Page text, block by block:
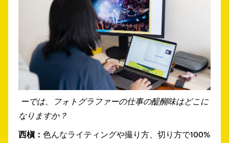
ーでは、フォトグラファーの仕事の醍醐味はどこに
なりますか？
西槇： 色んなライティングや撮り方、切り方で100%